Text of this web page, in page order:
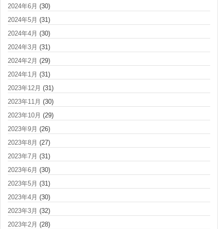
2024年6月 (30)
2024年5月 (31)
2024年4月 (30)
2024年3月 (31)
2024年2月 (29)
2024年1月 (31)
2023年12月 (31)
2023年11月 (30)
2023年10月 (29)
2023年9月 (26)
2023年8月 (27)
2023年7月 (31)
2023年6月 (30)
2023年5月 (31)
2023年4月 (30)
2023年3月 (32)
2023年2月 (28)